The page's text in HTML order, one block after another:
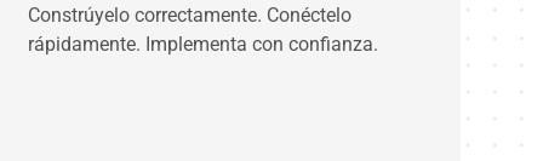
integral
Constrúyelo correctamente. Conéctelo
rápidamente. Implementa con confianza.